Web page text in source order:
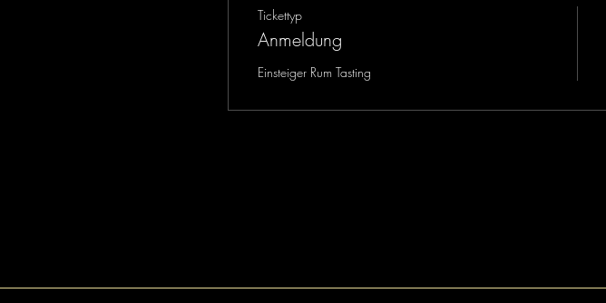
Tickettyp
Anmeldung
Einsteiger Rum Tasting